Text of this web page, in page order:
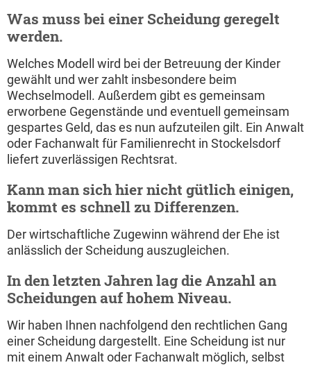
Was muss bei einer Scheidung geregelt
werden.
Welches Modell wird bei der Betreuung der Kinder
gewählt und wer zahlt insbesondere beim
Wechselmodell. Außerdem gibt es gemeinsam
erworbene Gegenstände und eventuell gemeinsam
gespartes Geld, das es nun aufzuteilen gilt. Ein Anwalt
oder Fachanwalt für Familienrecht in Stockelsdorf
liefert zuverlässigen Rechtsrat.
Kann man sich hier nicht gütlich einigen,
kommt es schnell zu Differenzen.
Der wirtschaftliche Zugewinn während der Ehe ist
anlässlich der Scheidung auszugleichen.
In den letzten Jahren lag die Anzahl an
Scheidungen auf hohem Niveau.
Wir haben Ihnen nachfolgend den rechtlichen Gang
einer Scheidung dargestellt. Eine Scheidung ist nur
mit einem Anwalt oder Fachanwalt möglich, selbst